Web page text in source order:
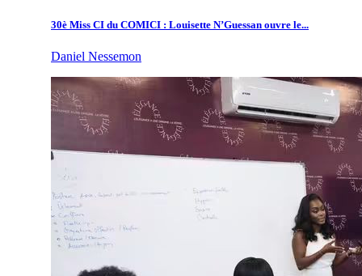
30è Miss CI du COMICI : Louisette N’Guessan ouvre le...
Daniel Nessemon